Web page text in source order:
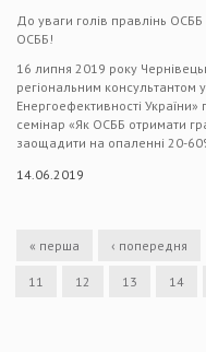
До уваги голів правлінь ОСББ
ОСББ!
16 липня 2019 року
регіональним консультантом
Енергоефективності
семінар «Як ОСББ отримати
заощадити на опаленні 20-
14.06.2019
« перша ‹ попередня
11 12 13 14